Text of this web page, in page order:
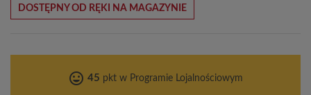
DOSTĘPNY OD RĘKI NA MAGAZYNIE
tag_faces 45 pkt w Programie Lojalnościowym